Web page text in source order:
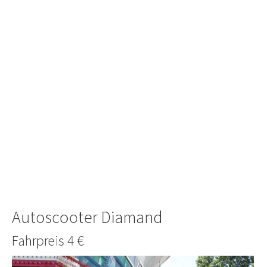
Autoscooter Diamand
Fahrpreis 4 €